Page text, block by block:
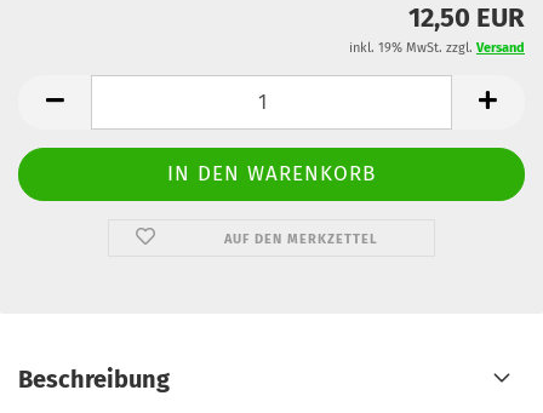
12,50 EUR
inkl. 19% MwSt. zzgl. Versand
AUF DEN MERKZETTEL
Beschreibung